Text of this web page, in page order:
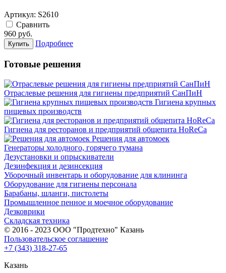
Артикул: S2610
Cравнить
960 руб.
Купить Подробнее
Готовые решения
Отраслевые решения для гигиены предприятий СанПиН
Гигиена крупных
пищевых производств
Гигиена для ресторанов и предприятий общепита HoReCa
Решения для автомоек
Генераторы холодного, горячего тумана
Дезустановки и опрыскиватели
Дезинфекция и дезинсекция
Уборочный инвентарь и оборудование для клининга
Оборудование для гигиены персонала
Барабаны, шланги, пистолеты
Промышленное пенное и моечное оборудование
Дезковрики
Складская техника
© 2016 - 2023 ООО "Продтехно" Казань
Пользовательское соглашение
+7 (343) 318-27-65
Казань